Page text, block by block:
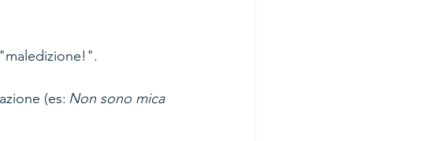
(es: Non sono mica